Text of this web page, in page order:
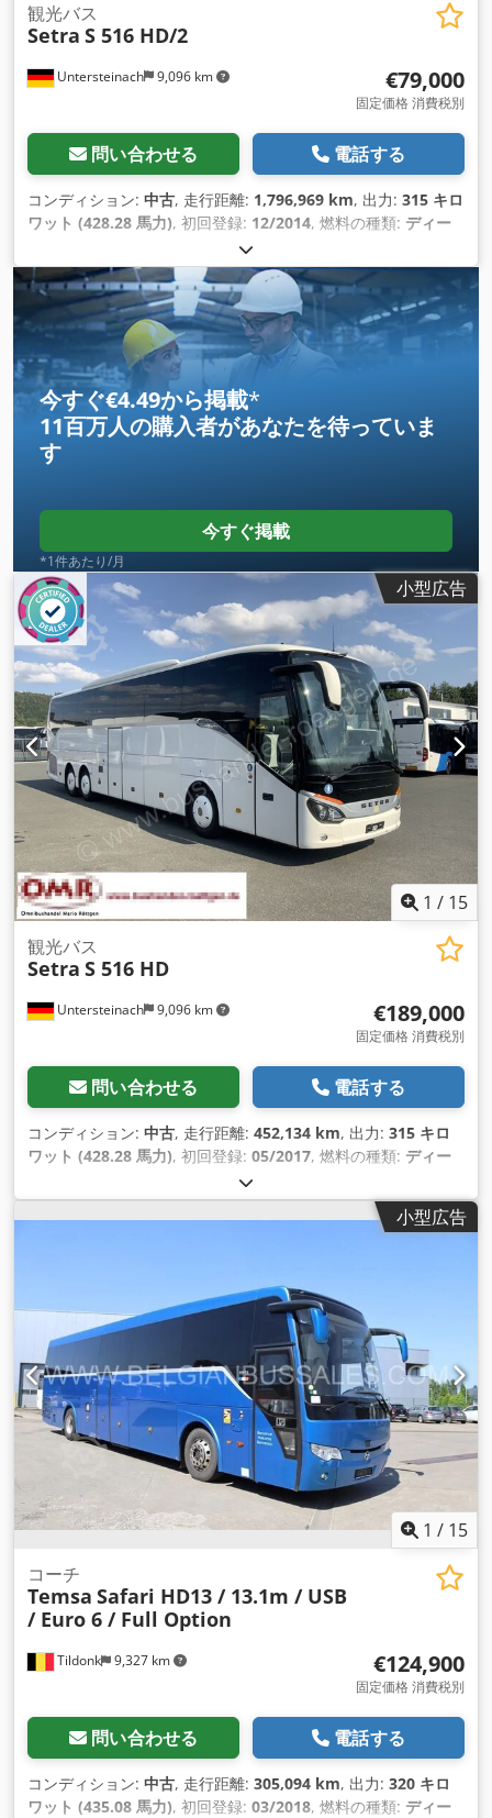
Untersteinach 9,096 km
観光バス
Setra S 516 HD/2
€79,000
固定価格 消費税別
問い合わせる 電話する
コンディション: 中古, 走行距離: 1,796,969 km, 出力: 315 キロ
ワット (428.28 馬力), 初回登録: 12/2014, 燃料の種類: ディー
オートマチック, 排出クラス:
ンジ, ブレーキ:リターダ, 製造年:2014, 装備:ABS（アンチロ
ック・ブレーキ・システム）, イモビライザーシステム, エアコ
ン, クルーズコントロール, セントラルロック, トラクションコ
ントロール, パワーステアリング, フォグランプ, 電子安定制御
プログラム (ESP),
今すぐ€4.49から掲載*
11百万人の購入者があなたを待っていま
す
今すぐ掲載
*1件あたり/月
小型広告
1 / 15
Untersteinach 9,096 km
観光バス
Setra S 516 HD
€189,000
固定価格 消費税別
問い合わせる 電話する
コンディション: 中古, 走行距離: 452,134 km, 出力: 315 キロ
ワット (428.28 馬力), 初回登録: 05/2017, 燃料の種類: ディー
オートマチック, 排出クラス:
ブレーキ:リターダ, 製造年:2017, 装備:ABS（アンチロック・
ブレーキ・システム）, イモビライザーシステム, エアコン, ク
小型広告
1 / 15
Tildonk 9,327 km
コーチ
Temsa Safari HD13 / 13.1m / USB
/ Euro 6 / Full Option
€124,900
固定価格 消費税別
問い合わせる 電話する
コンディション: 中古, 走行距離: 305,094 km, 出力: 320 キロ
ワット (435.08 馬力), 初回登録: 03/2018, 燃料の種類: ディー